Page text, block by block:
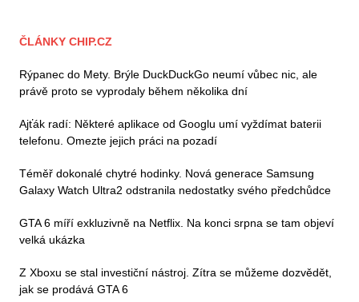
ČLÁNKY CHIP.CZ
Rýpanec do Mety. Brýle DuckDuckGo neumí vůbec nic, ale
právě proto se vyprodaly během několika dní
Ajťák radí: Některé aplikace od Googlu umí vyždímat baterii
telefonu. Omezte jejich práci na pozadí
Téměř dokonalé chytré hodinky. Nová generace Samsung
Galaxy Watch Ultra2 odstranila nedostatky svého předchůdce
GTA 6 míří exkluzivně na Netflix. Na konci srpna se tam objeví
velká ukázka
Z Xboxu se stal investiční nástroj. Zítra se můžeme dozvědět,
jak se prodává GTA 6